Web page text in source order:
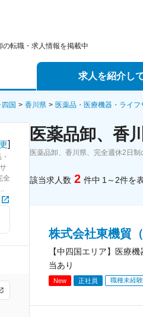
の転職・求人情報を掲載中
求人を紹介し
エージェントサービス
スカウトサービス
国 香川県 医薬品・医療機器・ライ
]
全
医薬品卸、香
医薬品卸、香川県、完全週休2日
該当求人数 2 件中 1～2件を
株式会社東機貿
【中四国エリア】医療
当あり
New 正社員 職種未経